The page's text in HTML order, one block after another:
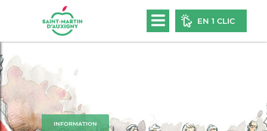
EN 1 CLIC
INFORMATION